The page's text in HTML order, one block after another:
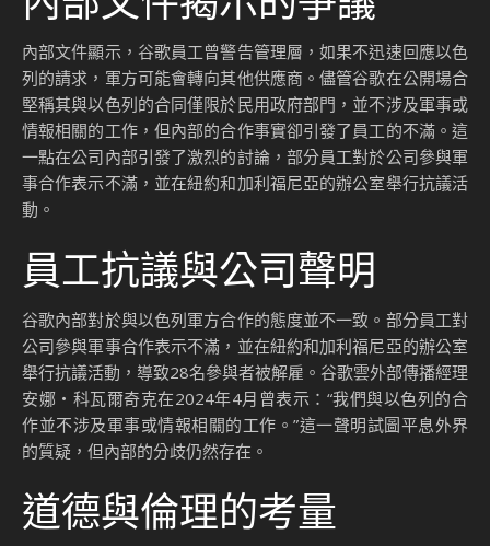
內部文件顯示，谷歌員工曾警告管理層，如果不迅速回應以色
列的請求，軍方可能會轉向其他供應商。儘管谷歌在公開場合
堅稱其與以色列的合同僅限於民用政府部門，並不涉及軍事或
情報相關的工作，但內部的合作事實卻引發了員工的不滿。這
一點在公司內部引發了激烈的討論，部分員工對於公司參與軍
事合作表示不滿，並在紐約和加利福尼亞的辦公室舉行抗議活
動。
員工抗議與公司聲明
谷歌內部對於與以色列軍方合作的態度並不一致。部分員工對
公司參與軍事合作表示不滿，並在紐約和加利福尼亞的辦公室
舉行抗議活動，導致28名參與者被解雇。谷歌雲外部傳播經理
安娜・科瓦爾奇克在2024年4月曾表示：“我們與以色列的合
作並不涉及軍事或情報相關的工作。”這一聲明試圖平息外界
的質疑，但內部的分歧仍然存在。
道德與倫理的考量